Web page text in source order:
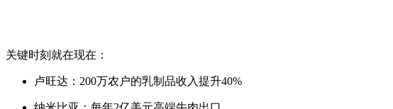
关键时刻就在现在：
卢旺达：200万农户的乳制品收入提升40%